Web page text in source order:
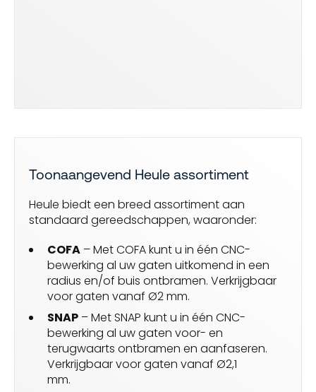
Toonaangevend Heule assortiment
Heule biedt een breed assortiment aan
standaard gereedschappen, waaronder:
COFA – Met COFA kunt u in één CNC-
bewerking al uw gaten uitkomend in een
radius en/of buis ontbramen. Verkrijgbaar
voor gaten vanaf Ø2 mm.
SNAP – Met SNAP kunt u in één CNC-
bewerking al uw gaten voor- en
terugwaarts ontbramen en aanfaseren.
Verkrijgbaar voor gaten vanaf Ø2,1
mm.